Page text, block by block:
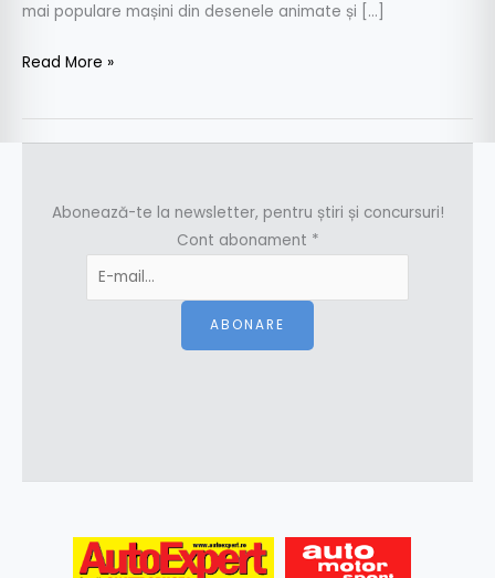
mai populare mașini din desenele animate și […]
Read More »
Abonează-te la newsletter, pentru știri și concursuri!
Cont abonament *
ABONARE